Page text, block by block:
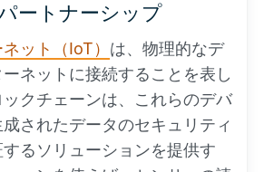
ートナーシップ
ット（IoT） は、物理的なデ
ネットに接続することを表し
クチェーンは、これらのデバ
されたデータのセキュリティ
るソリューションを提供す